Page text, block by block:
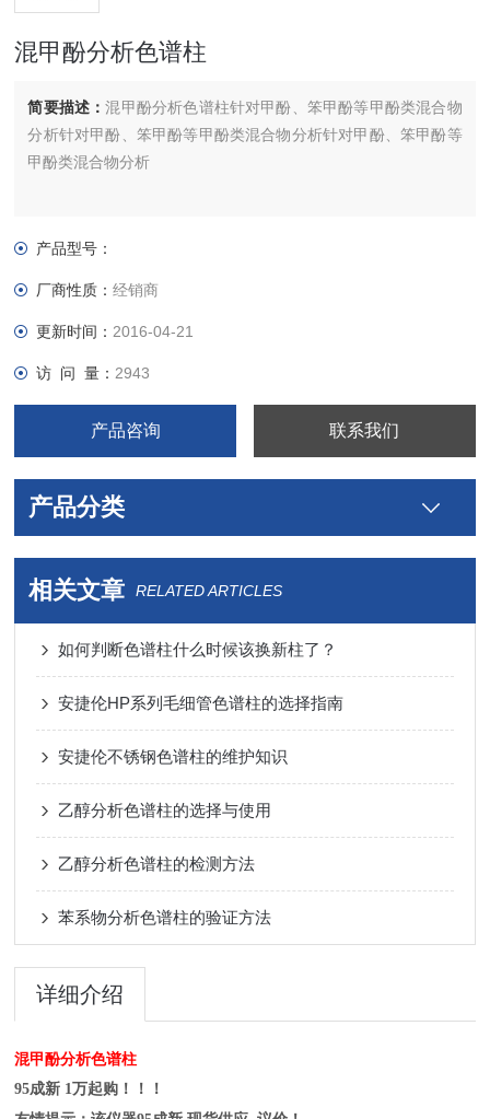
混甲酚分析色谱柱
简要描述：混甲酚分析色谱柱针对甲酚、笨甲酚等甲酚类混合物
分析针对甲酚、笨甲酚等甲酚类混合物分析针对甲酚、笨甲酚等
甲酚类混合物分析
产品型号：
厂商性质：经销商
更新时间： 2016-04-21
访 问 量： 2943
产品咨询 联系我们
产品分类
相关文章 RELATED ARTICLES
如何判断色谱柱什么时候该换新柱了？
安捷伦HP系列毛细管色谱柱的选择指南
安捷伦不锈钢色谱柱的维护知识
乙醇分析色谱柱的选择与使用
乙醇分析色谱柱的检测方法
苯系物分析色谱柱的验证方法
详细介绍
混甲酚分析色谱柱
95成新 1万起购！！！